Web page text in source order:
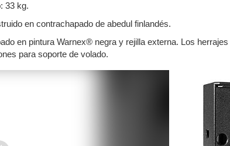
33 kg.
en contrachapado de abedul finlandés.
en pintura Warnex® negra y rejilla externa. Los
para soporte de volado.